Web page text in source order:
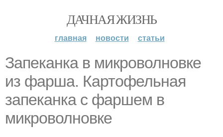
ДАЧНАЯ ЖИЗНЬ
главная новости статьи
Запеканка в микроволновке
из фарша. Картофельная
запеканка с фаршем в
микроволновке